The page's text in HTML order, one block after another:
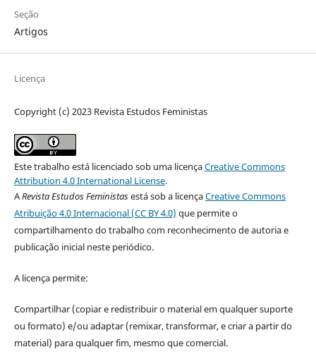
Seção
Artigos
Licença
Copyright (c) 2023 Revista Estudos Feministas
Este trabalho está licenciado sob uma licençaCreative Commons
Attribution 4.0 International License.
ARevista Estudos Feministasestá sob a licençaCreative Commons
Atribuição 4.0 Internacional (CC BY 4.0) que permite o
compartilhamento do trabalho com reconhecimento de autoria e
publicação inicial neste periódico.
A licença permite:
Compartilhar (copiar e redistribuir o material em qualquer suporte
ou formato) e/ou adaptar (remixar, transformar, e criar a partir do
material) para qualquer fim, mesmo que comercial.